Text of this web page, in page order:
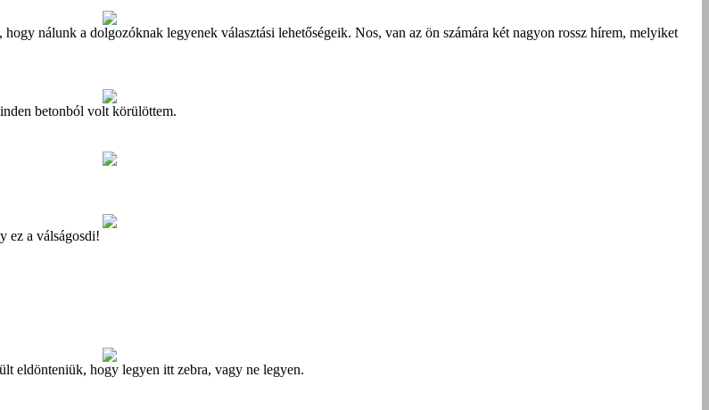
nálunk a dolgozóknak legyenek választási lehetőségeik. Nos, van az ön számára két nagyon rossz hírem, melyiket
betonból volt körülöttem.
ez a válságosdi!
eldönteniük, hogy legyen itt zebra, vagy ne legyen.